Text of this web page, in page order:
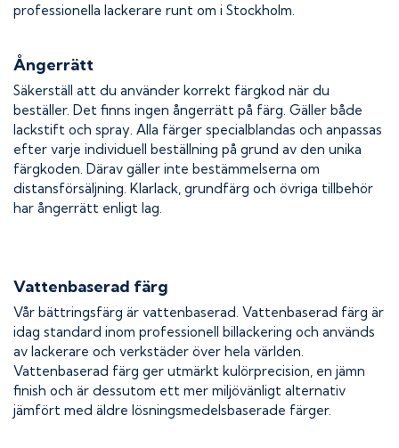
professionella lackerare runt om i Stockholm.
Ångerrätt
Säkerställ att du använder korrekt färgkod när du
beställer. Det finns ingen ångerrätt på färg. Gäller både
lackstift och spray. Alla färger specialblandas och anpassas
efter varje individuell beställning på grund av den unika
färgkoden. Därav gäller inte bestämmelserna om
distansförsäljning. Klarlack, grundfärg och övriga tillbehör
har ångerrätt enligt lag.
Vattenbaserad färg
Vår bättringsfärg är vattenbaserad. Vattenbaserad färg är
idag standard inom professionell billackering och används
av lackerare och verkstäder över hela världen.
Vattenbaserad färg ger utmärkt kulörprecision, en jämn
finish och är dessutom ett mer miljövänligt alternativ
jämfört med äldre lösningsmedelsbaserade färger.